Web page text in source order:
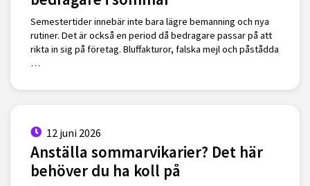
Semestertider innebär inte bara lägre bemanning och nya
rutiner. Det är också en period då bedragare passar på att
rikta in sig på företag. Bluffakturor, falska mejl och påstådda
…
12 juni 2026
Anställa sommarvikarier? Det här
behöver du ha koll på